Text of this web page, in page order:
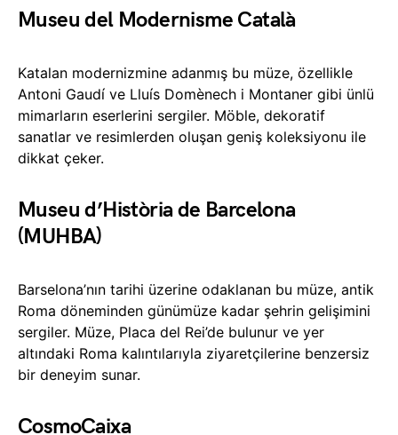
Museu del Modernisme Català
Katalan modernizmine adanmış bu müze, özellikle
Antoni Gaudí ve Lluís Domènech i Montaner gibi ünlü
mimarların eserlerini sergiler. Möble, dekoratif
sanatlar ve resimlerden oluşan geniş koleksiyonu ile
dikkat çeker.
Museu d’Història de Barcelona
(MUHBA)
Barselona’nın tarihi üzerine odaklanan bu müze, antik
Roma döneminden günümüze kadar şehrin gelişimini
sergiler. Müze, Placa del Rei’de bulunur ve yer
altındaki Roma kalıntılarıyla ziyaretçilerine benzersiz
bir deneyim sunar.
CosmoCaixa